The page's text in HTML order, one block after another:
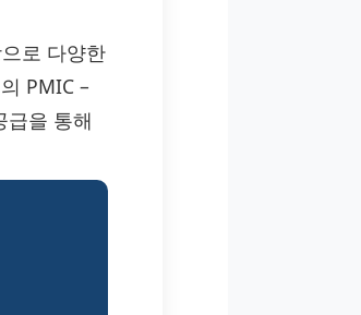
로 다양한
PMIC –
급을 통해